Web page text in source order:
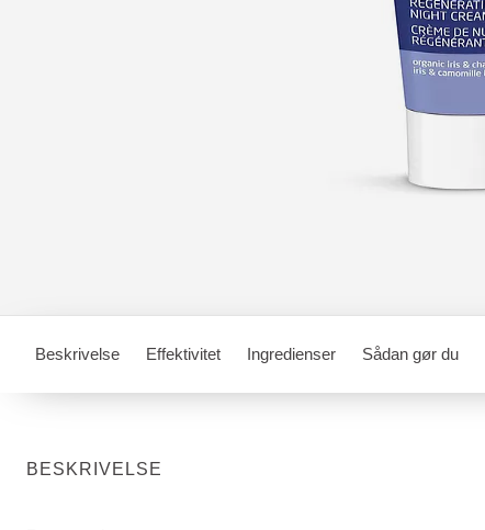
Beskrivelse Effektivitet Ingredienser Sådan gør du
BESKRIVELSE